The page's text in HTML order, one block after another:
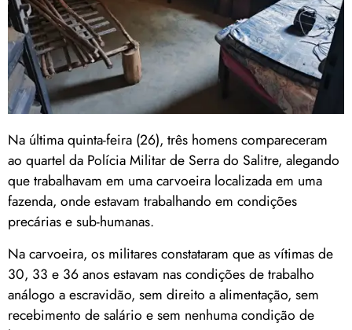
Na última quinta-feira (26), três homens compareceram
ao quartel da Polícia Militar de Serra do Salitre, alegando
que trabalhavam em uma carvoeira localizada em uma
fazenda, onde estavam trabalhando em condições
precárias e sub-humanas.
Na carvoeira, os militares constataram que as vítimas de
30, 33 e 36 anos estavam nas condições de trabalho
análogo a escravidão, sem direito a alimentação, sem
recebimento de salário e sem nenhuma condição de